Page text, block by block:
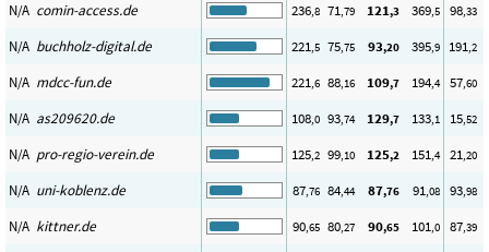
N/A comin-access.de 236,8 71,79 121,3 369,5 98,33
N/A buchholz-digital.de 221,5 75,75 93,20 395,9 191,2
N/A mdcc-fun.de 221,6 88,16 109,7 194,4 57,60
N/A as209620.de 108,0 93,74 129,7 133,1 15,52
N/A pro-regio-verein.de 125,2 99,10 125,2 151,4 21,20
N/A uni-koblenz.de 87,76 84,44 87,76 91,08 93,98
N/A kittner.de 90,65 80,27 90,65 101,0 87,39